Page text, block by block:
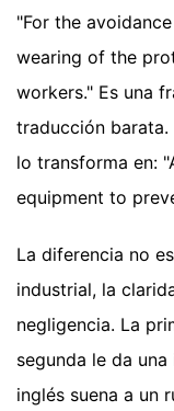
"For the
wearing of the
workers." Es una
traducción barata.
lo transforma en:
equipment to
La diferencia no
industrial, la
negligencia. La
segunda le da
inglés suena a un